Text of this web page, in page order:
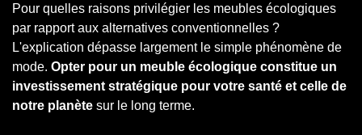
Pour quelles raisons privilégier les meubles écologiques
par rapport aux alternatives conventionnelles ?
L'explication dépasse largement le simple phénomène de
mode. Opter pour un meuble écologique constitue un
investissement stratégique pour votre santé et celle de
notre planète sur le long terme.